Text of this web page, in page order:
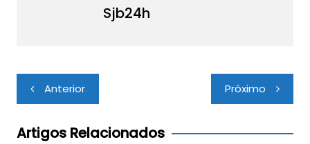
Sjb24h
Navegação
de
Post
Anterior Próximo
Artigos Relacionados